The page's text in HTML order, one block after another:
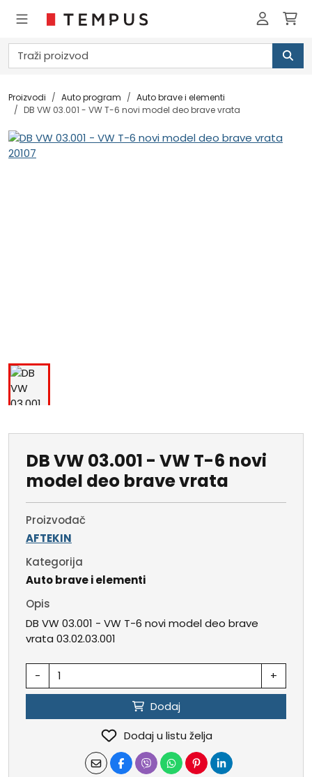
Proizvodi Auto program
Auto brave i elementi
DB VW 03.001 - VW T-6 novi model deo brave vrata
DB VW 03.001 - VW T-6 novi
model deo brave vrata
Proizvođač
AFTEKIN
Kategorija
Auto brave i elementi
Opis
DB VW 03.001 - VW T-6 novi model deo brave
vrata 03.02.03.001
- +
Dodaj
Dodaj u listu želja